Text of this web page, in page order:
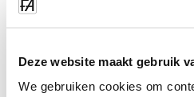
Deze website maakt gebruik
We gebruiken cookies om